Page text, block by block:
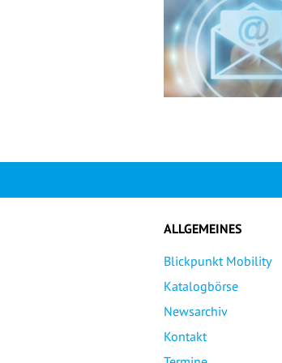
ALLGEMEINES
Blickpunkt Mobility
Katalogbörse
Newsarchiv
Kontakt